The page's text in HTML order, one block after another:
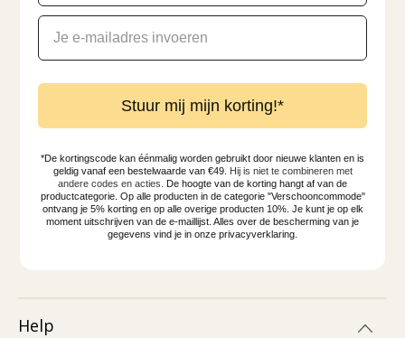
Stuur mij mijn korting!*
*De kortingscode kan éénmalig worden gebruikt door nieuwe klanten en is
geldig vanaf een bestelwaarde van €49. Hij is niet te combineren met
andere codes en acties. De hoogte van de korting hangt af van de
productcategorie. Op alle producten in de categorie "Verschooncommode"
ontvang je 5% korting en op alle overige producten 10%. Je kunt je op elk
moment uitschrijven van de e-maillijst. Alles over de bescherming van je
gegevens vind je in onze privacyverklaring.
Help